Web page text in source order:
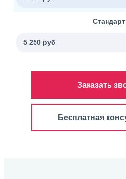
Стандарт
5 250 руб
Заказать
Бесплатная